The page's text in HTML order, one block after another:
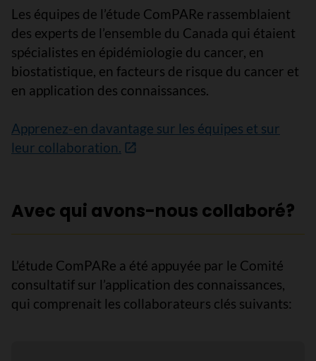
Les équipes de l’étude ComPARe rassemblaient
des experts de l’ensemble du Canada qui étaient
spécialistes en épidémiologie du cancer, en
biostatistique, en facteurs de risque du cancer et
en application des connaissances.
Apprenez-en davantage sur les équipes et sur
leur collaboration.
Avec qui avons-nous collaboré?
L’étude ComPARe a été appuyée par le Comité
consultatif sur l’application des connaissances,
qui comprenait les collaborateurs clés suivants: